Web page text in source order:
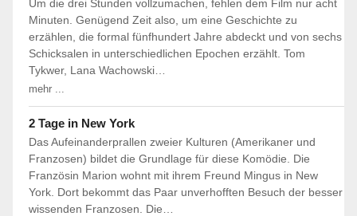
Um die drei Stunden vollzumachen, fehlen dem Film nur acht
Minuten. Genügend Zeit also, um eine Geschichte zu
erzählen, die formal fünfhundert Jahre abdeckt und von sechs
Schicksalen in unterschiedlichen Epochen erzählt. Tom
Tykwer, Lana Wachowski…
mehr ...
2 Tage in New York
Das Aufeinanderprallen zweier Kulturen (Amerikaner und
Franzosen) bildet die Grundlage für diese Komödie. Die
Französin Marion wohnt mit ihrem Freund Mingus in New
York. Dort bekommt das Paar unverhofften Besuch der besser
wissenden Franzosen. Die…